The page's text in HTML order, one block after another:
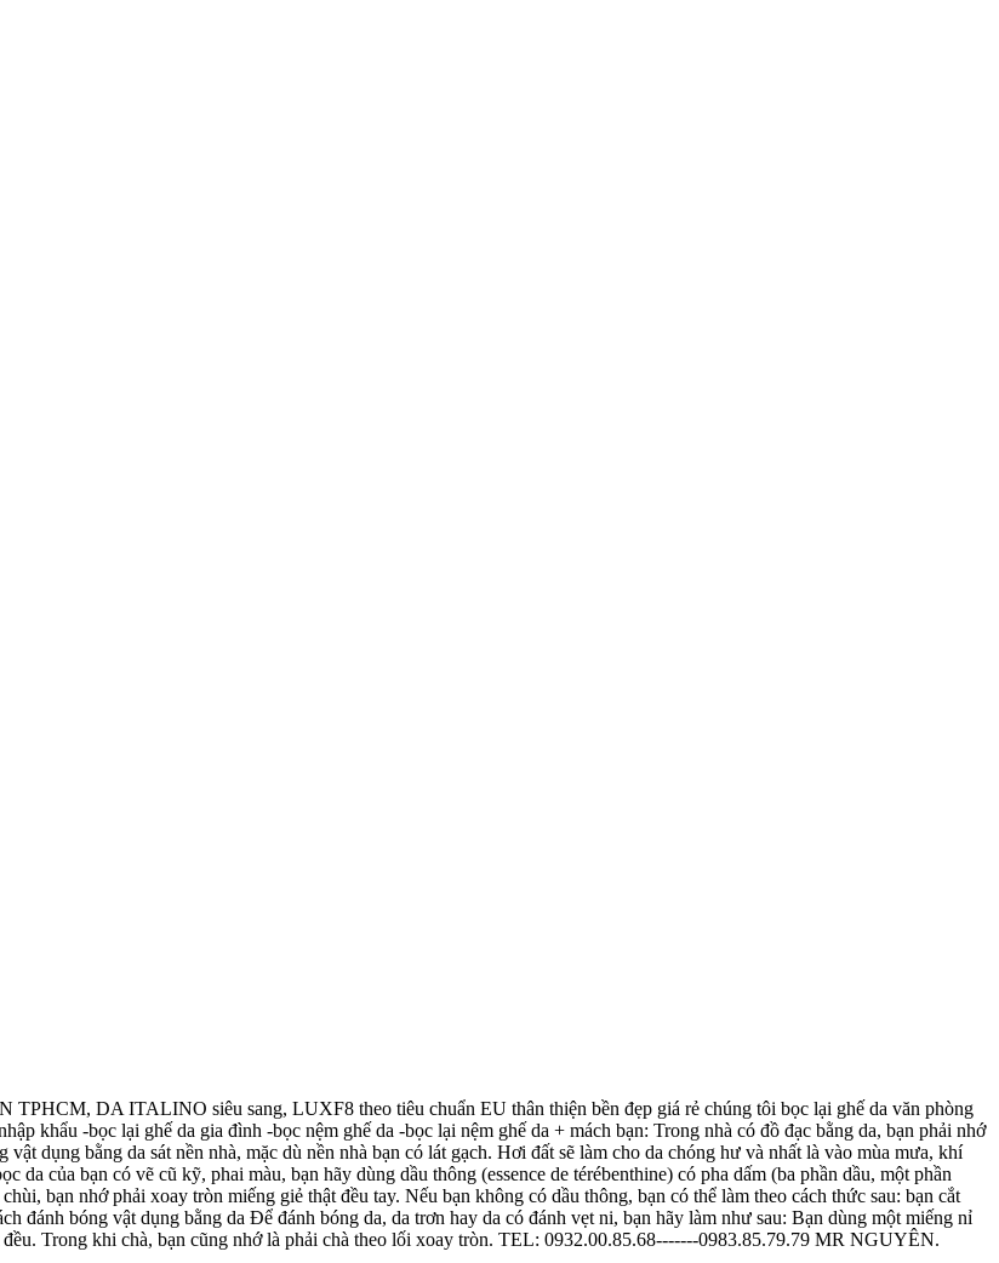
DA ITALINO siêu sang, LUXF8 theo tiêu chuẩn EU thân thiện bền đẹp giá rẻ chúng tôi bọc lại ghế da văn phòng
khẩu -bọc lại ghế da gia đình -bọc nệm ghế da -bọc lại nệm ghế da + mách bạn: Trong nhà có đồ đạc bằng da, bạn phải nhớ
dụng bằng da sát nền nhà, mặc dù nền nhà bạn có lát gạch. Hơi đất sẽ làm cho da chóng hư và nhất là vào mùa mưa, khí
da của bạn có vẽ cũ kỹ, phai màu, bạn hãy dùng dầu thông (essence de térébenthine) có pha dấm (ba phần dầu, một phần
bạn nhớ phải xoay tròn miếng giẻ thật đều tay. Nếu bạn không có dầu thông, bạn có thể làm theo cách thức sau: bạn cắt
đánh bóng vật dụng bằng da Để đánh bóng da, da trơn hay da có đánh vẹt ni, bạn hãy làm như sau: Bạn dùng một miếng nỉ
Trong khi chà, bạn cũng nhớ là phải chà theo lối xoay tròn. TEL: 0932.00.85.68-------0983.85.79.79 MR NGUYÊN.